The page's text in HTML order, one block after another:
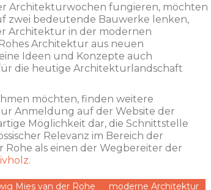
Architekturwochen fungieren, möchten
zwei bedeutende Bauwerke lenken,
Architektur in der modernen
Architektur aus neuen
Ideen und Konzepte auch
die heutige Architekturlandschaft
möchten, finden weitere
Anmeldung auf der Website der
Möglichkeit dar, die Schnittstelle
Relevanz im Bereich der
als einen der Wegbereiter der
Mies van der Rohe moderne Architektur